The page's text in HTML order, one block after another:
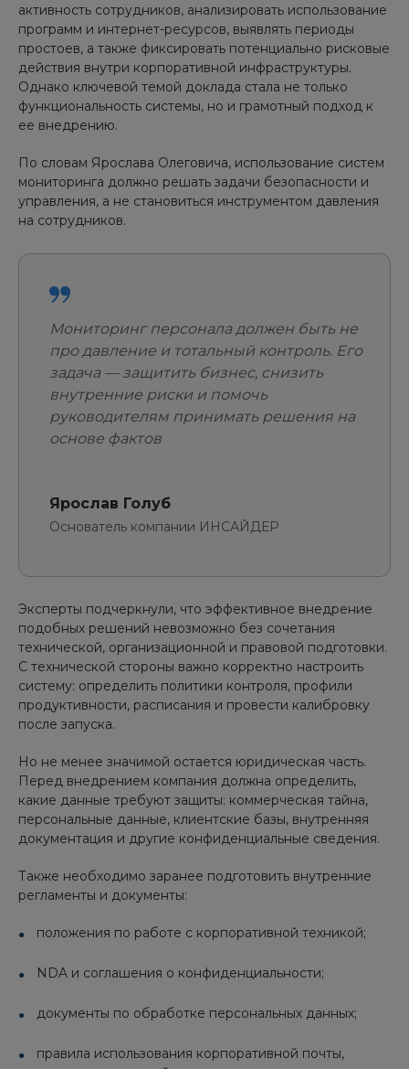
активность сотрудников, анализировать использование
программ и интернет-ресурсов, выявлять периоды
простоев, а также фиксировать потенциально рисковые
действия внутри корпоративной инфраструктуры.
Однако ключевой темой доклада стала не только
функциональность системы, но и грамотный подход к
ее внедрению.
По словам Ярослава Олеговича, использование систем
мониторинга должно решать задачи безопасности и
управления, а не становиться инструментом давления
на сотрудников.
Мониторинг персонала должен быть не
про давление и тотальный контроль. Его
задача — защитить бизнес, снизить
внутренние риски и помочь
руководителям принимать решения на
основе фактов
Ярослав Голуб
Основатель компании ИНСАЙДЕР
Эксперты подчеркнули, что эффективное внедрение
подобных решений невозможно без сочетания
технической, организационной и правовой подготовки.
С технической стороны важно корректно настроить
систему: определить политики контроля, профили
продуктивности, расписания и провести калибровку
после запуска.
Но не менее значимой остается юридическая часть.
Перед внедрением компания должна определить,
какие данные требуют защиты: коммерческая тайна,
персональные данные, клиентские базы, внутренняя
документация и другие конфиденциальные сведения.
Также необходимо заранее подготовить внутренние
регламенты и документы:
положения по работе с корпоративной техникой;
NDA и соглашения о конфиденциальности;
документы по обработке персональных данных;
правила использования корпоративной почты,